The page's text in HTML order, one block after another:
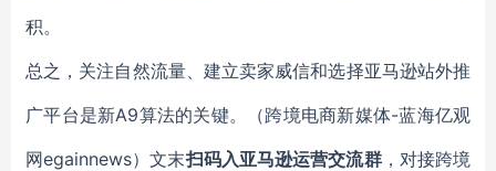
积。
总之，关注自然流量、建立卖家威信和选择亚马逊站外推
广平台是新A9算法的关键。
（跨境电商新媒体-蓝海亿观
网egainnews）文末扫码入亚马逊运营交流群，对接跨境